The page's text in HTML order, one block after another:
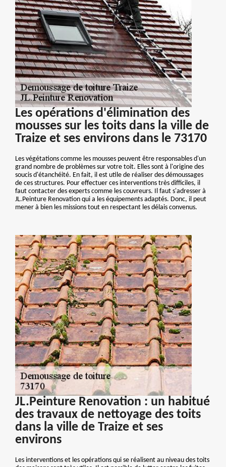
Les opérations d'élimination des
mousses sur les toits dans la ville de
Traize et ses environs dans le 73170
Les végétations comme les mousses peuvent être responsables d'un
grand nombre de problèmes sur votre toit. Elles sont à l'origine des
soucis d'étanchéité. En fait, il est utile de réaliser des démoussages
de ces structures. Pour effectuer ces interventions très difficiles, il
faut contacter des experts comme les couvreurs. Il faut s'adresser à
JL.Peinture Renovation qui a les équipements adaptés. Donc, il peut
mener à bien les missions tout en respectant les délais convenus.
JL.Peinture Renovation : un habitué
des travaux de nettoyage des toits
dans la ville de Traize et ses
environs
Les interventions et les opérations qui se réalisent au niveau des toits